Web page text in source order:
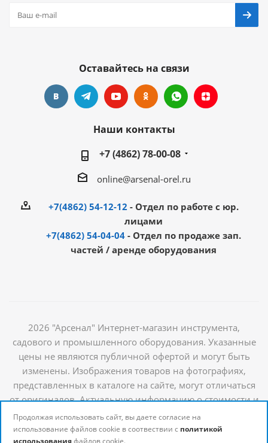
Оставайтесь на связи
Наши контакты
+7 (4862) 78-00-08
online@arsenal-orel.ru
+7(4862) 54-12-12 - Отдел по работе с юр.
лицами
+7(4862) 54-04-04 - Отдел по продаже зап.
частей / аренде оборудования
2026 "Арсенал" Интернет-магазин инструмента,
садового и промышленного оборудования. Указанные
цены не являются публичной офертой и могут быть
изменены. Изображения товаров на фотографиях,
представленных в каталоге на сайте, могут отличаться
от оригиналов. Актуальную информацию о стоимости и
наличии товаров можно получить у наших
менеджеров
Продолжая использовать сайт, вы даете согласие на
использование файлов cookie в соотвествии с политикой
использованияфайлов cookie.